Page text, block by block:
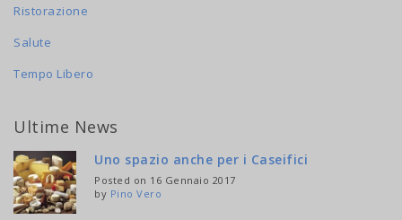
Ristorazione
Salute
Tempo Libero
Ultime News
Uno spazio anche per i Caseifici
Posted on 16 Gennaio 2017
by Pino Vero